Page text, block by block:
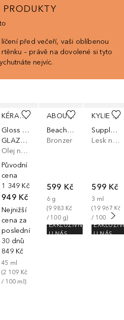
před večeří, vaši oblíbenou
– právě na dovolené si tyto
nejvíc.
KÉRASTASE
Gloss Absolu
GLAZE DROPS
Olej na vlasy
Původní
cena
1 349 Kč
949 Kč
Nejnižší
cena za
posledních
30 dnů
849 Kč
45 ml
(2 109 Kč
/ 100 ml )
ABOUT-FACE
Beach Freak
Bronzer
599 Kč
6 g
(9 983 Kč
/ 100 g)
EXKLUZIVNĚ
U NÁS
KYLIE COSMETICS
Supple Kiss Lip Glaze
Lesk na rty
599 Kč
3 ml
(19 967 Kč
/ 100 ml)
U NÁS